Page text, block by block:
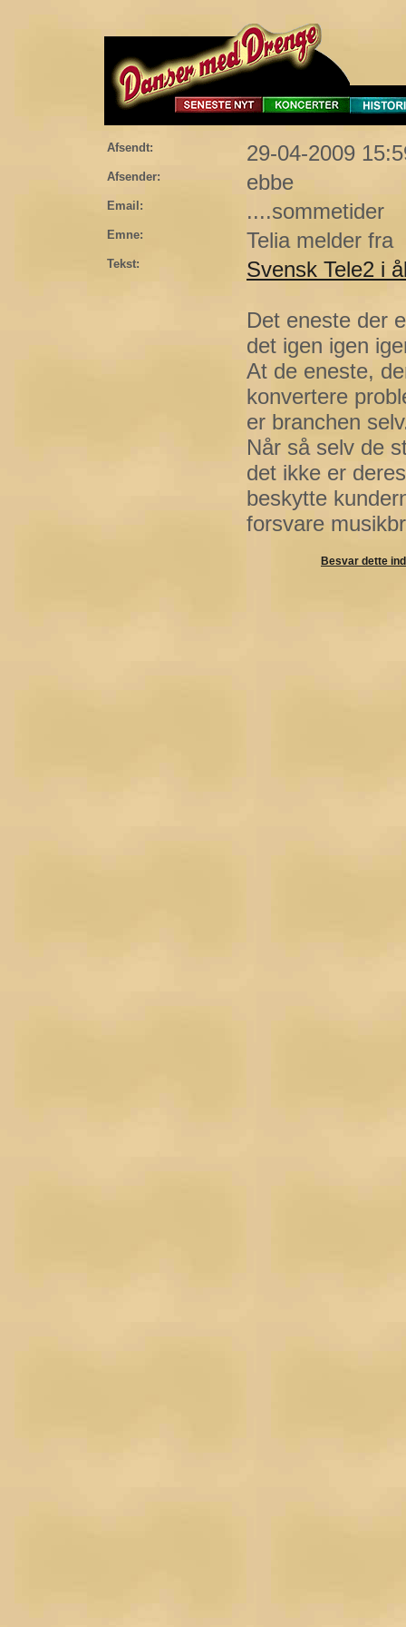
Afsendt: 29-04-2009
Afsender: ebbe
Email: ....sommetider
Emne: Telia melder fra
Tekst: Svensk Tele2 i
Det eneste der
det igen igen
At de eneste,
konvertere
er branchen
Når så selv de
det ikke er
beskytte
forsvare
Besvar dette